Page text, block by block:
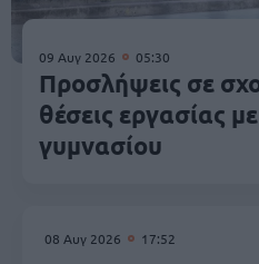
09 Αυγ 2026 05:30
Προσλήψεις σε
θέσεις εργασίας
γυμνασίου
08 Αυγ 2026 17:52